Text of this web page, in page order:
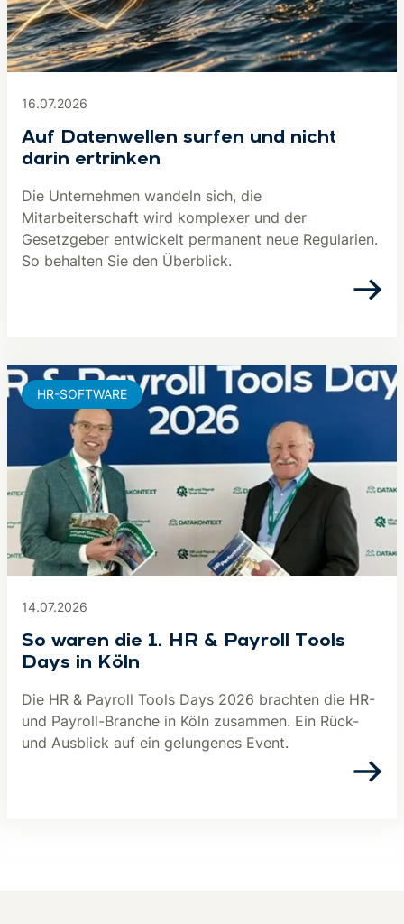
16.07.2026
Auf Datenwellen surfen und nicht
darin ertrinken
Die Unternehmen wandeln sich, die
Mitarbeiterschaft wird komplexer und der
Gesetzgeber entwickelt permanent neue Regularien.
So behalten Sie den Überblick.
14.07.2026
So waren die 1. HR & Payroll Tools
Days in Köln
Die HR & Payroll Tools Days 2026 brachten die HR-
und Payroll-Branche in Köln zusammen. Ein Rück-
und Ausblick auf ein gelungenes Event.
HR-SOFTWARE